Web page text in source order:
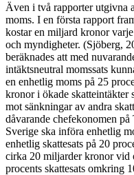
Även i två rapporter utgivna
moms. I en första rapport
kostar en miljard kronor
och myndigheter. (Sjöberg,
beräknades att med
intäktsneutral momssats
en enhetlig moms på 25
kronor i ökade skatteintäkter
mot sänkningar av andra
dåvarande chefekonomen
Sverige ska införa enhetlig
enhetlig skattesats på 20
cirka 20 miljarder kronor vid
procents skattesats omkring